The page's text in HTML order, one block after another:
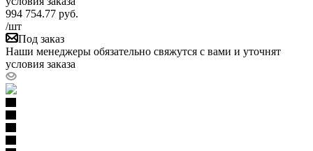
994 754.77 руб.
/шт
Под заказ
Наши менеджеры обязательно свяжутся с вами и уточнят
условия заказа